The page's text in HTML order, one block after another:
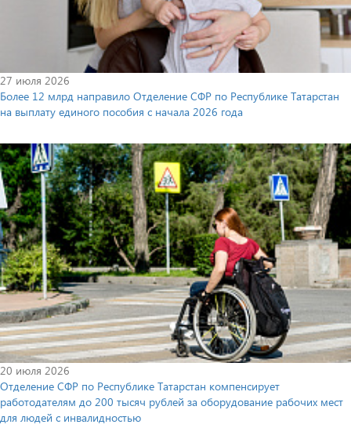
27 июля 2026
Более 12 млрд направило Отделение СФР по Республике Татарстан
на выплату единого пособия с начала 2026 года
20 июля 2026
Отделение СФР по Республике Татарстан компенсирует
работодателям до 200 тысяч рублей за оборудование рабочих мест
для людей с инвалидностью